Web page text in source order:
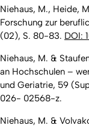
Niehaus, M., Heide,
Forschung zur
(02), S. 80-83. DOI:
Niehaus, M. &
an Hochschulen –
und Geriatrie, 59
026- 02568-z.
Niehaus, M. &